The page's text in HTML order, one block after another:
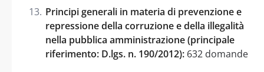
Principi generali in materia di prevenzione e
repressione della corruzione e della illegalità
nella pubblica amministrazione (principale
riferimento: D.lgs. n. 190/2012): 632 domande